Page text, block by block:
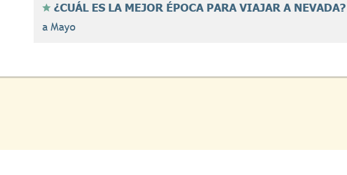
¿CUÁL ES LA MEJOR ÉPOCA PARA VIAJAR A NEVADA?
a Mayo